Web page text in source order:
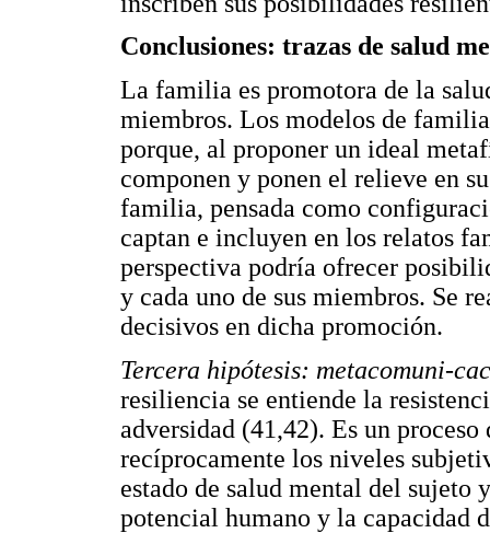
Conclusiones: trazas de salud
La familia es promotora de la
miembros. Los modelos de
porque, al proponer un ideal
componen y ponen el relieve en
familia, pensada como
captan e incluyen en los relatos
perspectiva podría ofrecer
y cada uno de sus miembros. Se
decisivos en dicha promoción.
Tercera hipótesis: metacomuni-
resiliencia se entiende la
adversidad (41,42). Es un
recíprocamente los niveles
estado de salud mental del
potencial humano y la capacidad